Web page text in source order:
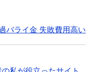
バライ金 失敗費用高い